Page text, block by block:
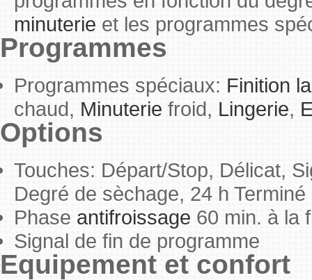
minuterie et les programmes
Programmes
Programmes spéciaux: Finition
chaud, Minuterie froid, Lingerie,
Options
Touches: Départ/Stop, Délicat,
Degré de sèchage, 24 h Terminé
Phase antifroissage 60 min. à la
Signal de fin de programme
Equipement et confort